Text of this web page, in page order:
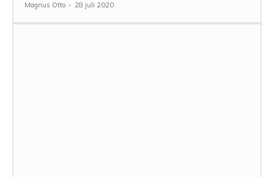
Magnus Otto - 28 juli 2020